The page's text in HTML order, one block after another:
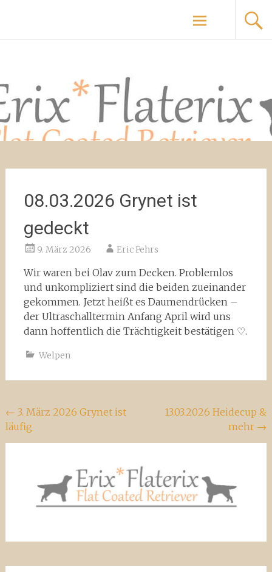
springen
Flaterix & Erix Flat Coated Retriever
08.03.2026 Grynet ist
gedeckt
9. März 2026 Eric Fehrs
Wir waren bei Olav zum Decken. Problemlos
und unkompliziert sind die beiden zueinander
gekommen. Jetzt heißt es Daumendrücken –
der Ultraschalltermin Anfang April wird uns
dann hoffentlich die Trächtigkeit bestätigen ♡.
Welpen
Beitragsnavigation
← 3. März 2026 Grynet ist
läufig
13.03.2026 Heidecup &
mehr →